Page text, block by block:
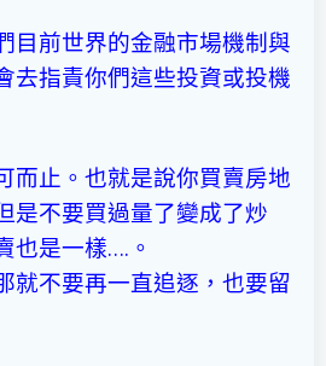
目前世界的金融市場機制與
去指責你們這些投資或投機
而止。也就是說你買賣房地
是不要買過量了變成了炒
也是一樣….。
就不要再一直追逐，也要留